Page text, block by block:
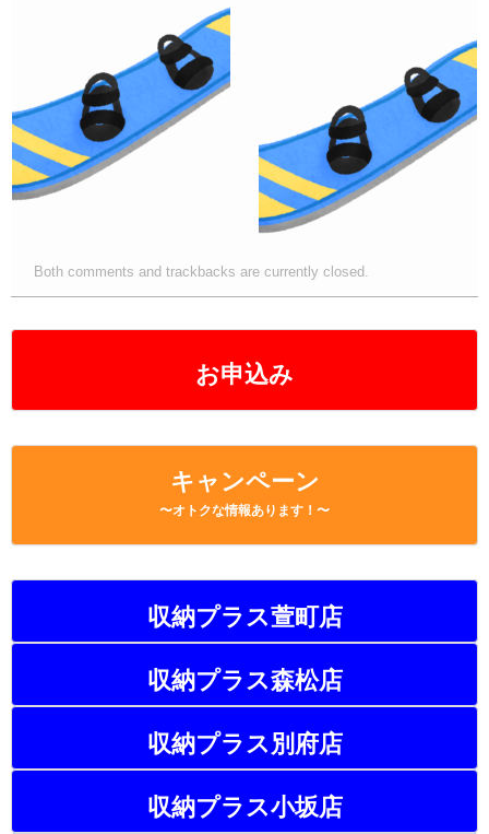
お申込み
キャンペーン
〜オトクな情報あります！〜
収納プラス萱町店
収納プラス森松店
収納プラス別府店
収納プラス小坂店
o
o
k
Both comments and trackbacks are currently closed.